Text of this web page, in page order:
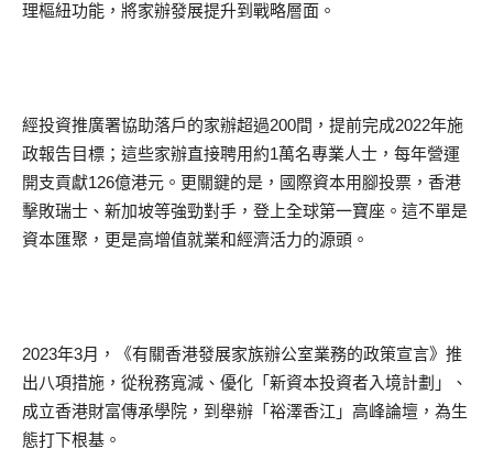
理樞紐功能，將家辦發展提升到戰略層面。
經投資推廣署協助落戶的家辦超過200間，提前完成2022年施
政報告目標；這些家辦直接聘用約1萬名專業人士，每年營運
開支貢獻126億港元。更關鍵的是，國際資本用腳投票，香港
擊敗瑞士、新加坡等強勁對手，登上全球第一寶座。這不單是
資本匯聚，更是高增值就業和經濟活力的源頭。
2023年3月，《有關香港發展家族辦公室業務的政策宣言》推
出八項措施，從稅務寬減、優化「新資本投資者入境計劃」、
成立香港財富傳承學院，到舉辦「裕澤香江」高峰論壇，為生
態打下根基。